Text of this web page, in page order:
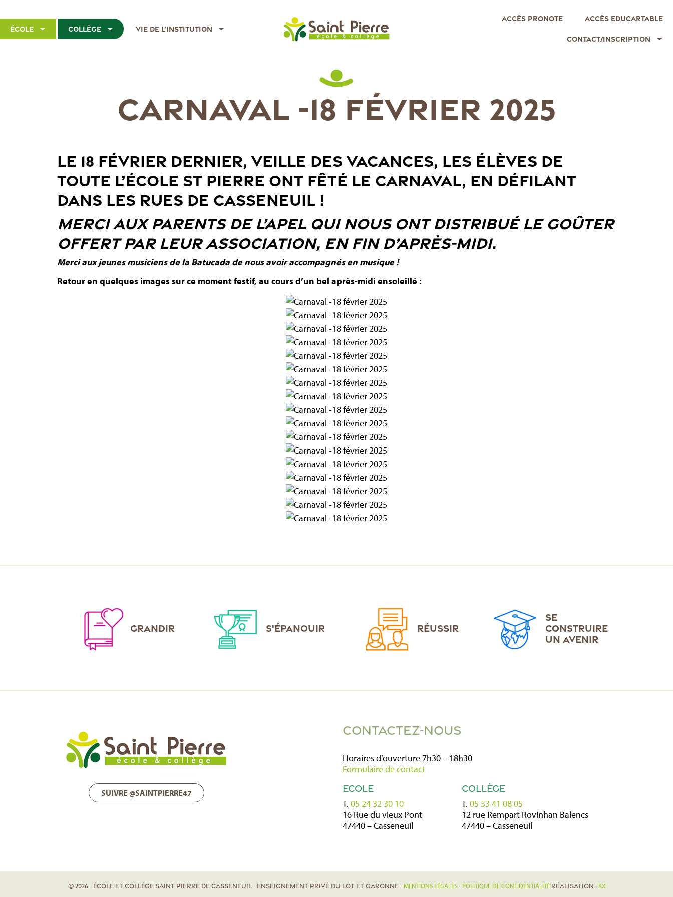
École Collège Vie de l’institution
Accès Pronote Accès EDUCARTABLE
Contact/Inscription
CARNAVAL -18 FÉVRIER 2025
LE 18 FÉVRIER DERNIER, VEILLE DES VACANCES, LES ÉLÈVES DE
TOUTE L’ÉCOLE ST PIERRE ONT FÊTÉ LE CARNAVAL, EN DÉFILANT
DANS LES RUES DE CASSENEUIL !
MERCI AUX PARENTS DE L’APEL QUI NOUS ONT DISTRIBUÉ LE GOÛTER
OFFERT PAR LEUR ASSOCIATION, EN FIN D’APRÈS-MIDI.
Merci aux jeunes musiciens de la Batucada de nous avoir accompagnés en musique !
Retour en quelques images sur ce moment festif, au cours d’un bel après-midi ensoleillé :
GRANDIR S'ÉPANOUIR RÉUSSIR
SE
CONSTRUIRE
UN AVENIR
SUIVRE @SAINTPIERRE47
CONTACTEZ-NOUS
Horaires d’ouverture 7h30 – 18h30
Formulaire de contact
ECOLE
T. 05 24 32 30 10
16 Rue du vieux Pont
47440 – Casseneuil
COLLÈGE
T. 05 53 41 08 05
12 rue Rempart Rovinhan Balencs
47440 – Casseneuil
© 2026 - École et Collège Saint Pierre de Casseneuil - Enseignement privé du Lot et Garonne - MENTIONS LÉGALES- POLITIQUE DE CONFIDENTIALITÉRéalisation : KX